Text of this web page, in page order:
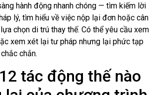
hành động nhanh chóng — tìm kiếm lời
lý, tìm hiểu về việc nộp lại đơn hoặc cân
chọn di trú thay thế. Có thể yêu cầu xem
xem xét lại tư pháp nhưng lại phức tạp
chắn.
tác động thế nào